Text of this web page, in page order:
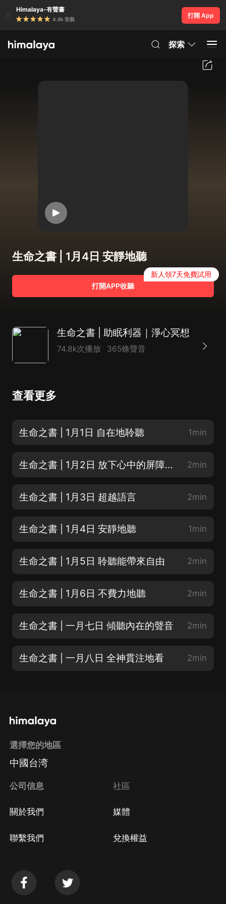
Himalaya-有聲書
4.8k 安裝
打開 App
探索
生命之書 | 1月4日 安靜地聽
打開APP收聽
新人領7天免費試用
生命之書 | 助眠利器｜淨心冥想
74.8k次播放 365條聲音
查看更多
生命之書 | 1月1日 自在地聆聽 1min
生命之書 | 1月2日 放下心中的屏障，傾聽萬籟 2min
生命之書 | 1月3日 超越語言 2min
生命之書 | 1月4日 安靜地聽 1min
生命之書 | 1月5日 聆聽能帶來自由 2min
生命之書 | 1月6日 不費力地聽 2min
生命之書 | 一月七日 傾聽內在的聲音 2min
生命之書 | 一月八日 全神貫注地看 2min
選擇您的地區
中國台湾
公司信息
關於我們
聯繫我們
社區
媒體
兌換權益